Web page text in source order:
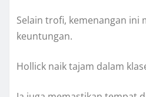
Selain trofi, kemenangan ini
keuntungan.
Hollick naik tajam dalam